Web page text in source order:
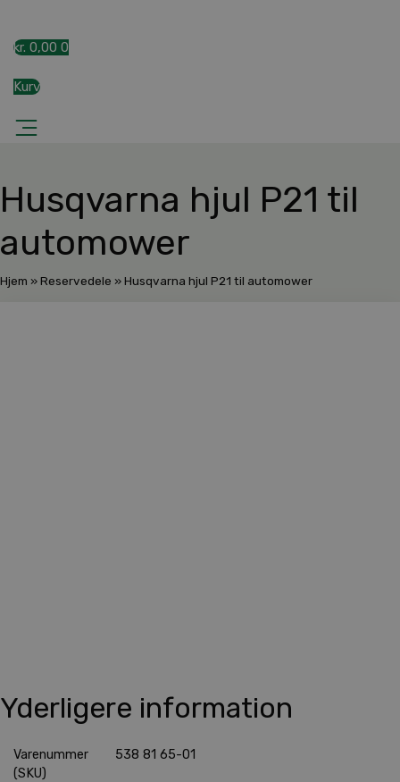
kr. 0,00 0
Kurv
Husqvarna hjul P21 til
automower
Hjem »Reservedele »Husqvarna hjul P21 til automower
Yderligere information
Varenummer
(SKU)
538 81 65-01